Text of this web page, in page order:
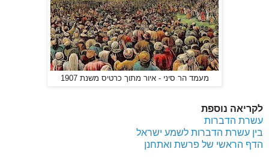
מעמד הר סיני - איור מתוך כרטיס משנת 1907
לקריאה נוספת
עשרת הדברות
בין עשרת הדברות לשמע ישראל
הדף הראשי של פרשת ואתחנן